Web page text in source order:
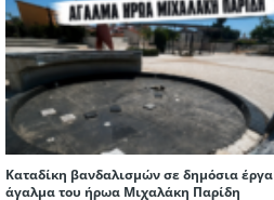
Καταδίκη βανδαλισμών σε δημόσια
άγαλμα του ήρωα Μιχαλάκη Παρίδη